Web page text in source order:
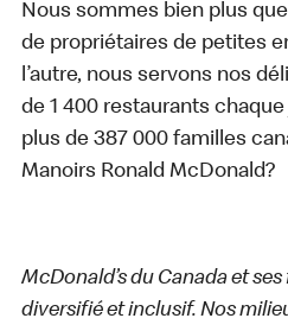
Nous sommes bien plus
de propriétaires de petites
l’autre, nous servons nos
de 1 400 restaurants
plus de 387 000 familles
Manoirs Ronald McDonald?
McDonald’s du Canada et
diversifié et inclusif. Nos